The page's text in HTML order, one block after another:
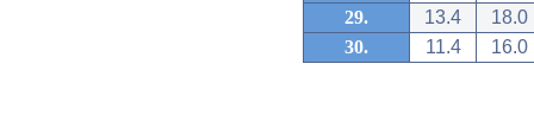
29.
13.4
18.0
30.
11.4 16.0